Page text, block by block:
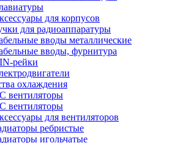
для корпусов
для радиоаппаратуры
вводы металлические
вводы, фурнитура
рейки
охлаждения
вентиляторы
вентиляторы
для вентиляторов
ребристые
игольчатые